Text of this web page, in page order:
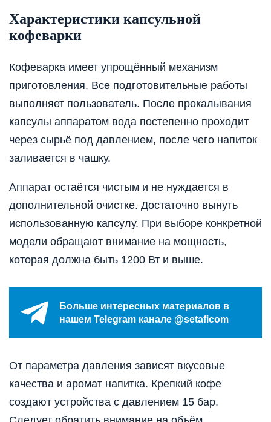
Характеристики капсульной
кофеварки
Кофеварка имеет упрощённый механизм
приготовления. Все подготовительные работы
выполняет пользователь. После прокалывания
капсулы аппаратом вода постепенно проходит
через сырьё под давлением, после чего напиток
заливается в чашку.
Аппарат остаётся чистым и не нуждается в
дополнительной очистке. Достаточно вынуть
использованную капсулу. При выборе конкретной
модели обращают внимание на мощность,
которая должна быть 1200 Вт и выше.
Больше интересных материалов в
нашем Telegram канале @setaficom
От параметра давления зависят вкусовые
качества и аромат напитка. Крепкий кофе
создают устройства с давлением 15 бар.